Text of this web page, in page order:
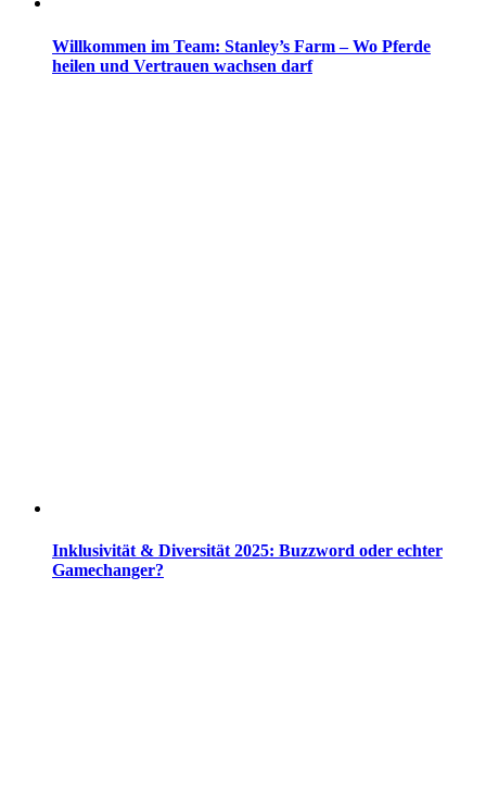
Willkommen im Team: Stanley’s Farm – Wo Pferde
heilen und Vertrauen wachsen darf
Inklusivität & Diversität 2025: Buzzword oder echter
Gamechanger?